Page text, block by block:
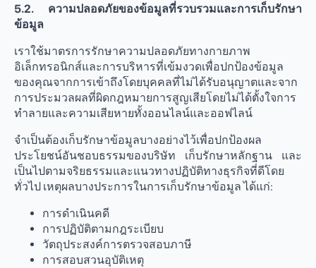
5.2. ความปลอดภัยของข้อมูลที่รวบรวมและการเก็บรักษา
ข้อมูล
เราใช้มาตรการรักษาความปลอดภัยทางกายภาพ
อิเล็กทรอนิกส์และการบริหารที่เข้มงวดเพื่อปกป้องข้อมูล
ของคุณจากการเข้าถึงโดยบุคคลที่ไม่ได้รับอนุญาตและจาก
การประมวลผลที่ผิดกฎหมายการสูญเสียโดยไม่ได้ตั้งใจการ
ทําลายและความเสียหายทั้งออนไลน์และออฟไลน์
จำเป็นต้องเก็บรักษาข้อมูลบางอย่างไว้เพื่อปกป้องผล
ประโยชน์อันชอบธรรมของบริษัท เก็บรักษาหลักฐาน และ
เป็นไปตามจริยธรรมและแนวทางปฏิบัติทางธุรกิจที่ดีโดย
ทั่วไป เหตุผลบางประการในการเก็บรักษาข้อมูล ได้แก่:
การดำเนินคดี
การปฏิบัติตามกฎระเบียบ
วัตถุประสงค์การตรวจสอบภาษี
การสอบสวนอุบัติเหตุ